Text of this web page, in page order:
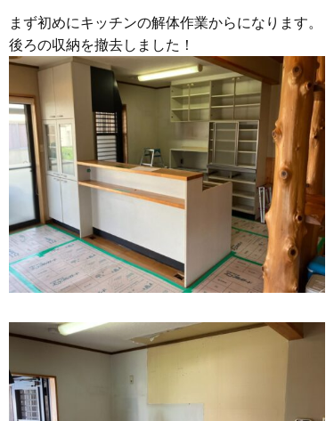
まず初めにキッチンの解体作業からになります。
後ろの収納を撤去しました！